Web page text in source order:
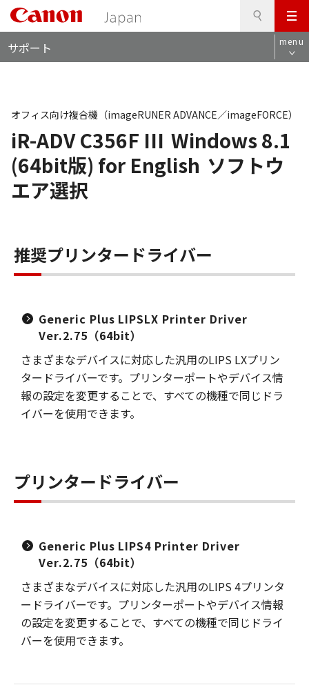
メ
ニ
ュ
サポート menu
iR-ADV C356F III Windows 8.1
(64bit版) for English ソフトウ
エア選択
オフィス向け複合機（imageRUNER ADVANCE／imageFORCE）
推奨プリンタードライバー
Generic Plus LIPSLX Printer Driver
Ver.2.75（64bit）
さまざまなデバイスに対応した汎用のLIPS LXプリン
タードライバーです。プリンターポートやデバイス情
報の設定を変更することで、すべての機種で同じドラ
イバーを使用できます。
プリンタードライバー
Generic Plus LIPS4 Printer Driver
Ver.2.75（64bit）
さまざまなデバイスに対応した汎用のLIPS 4プリンタ
ードライバーです。プリンターポートやデバイス情報
の設定を変更することで、すべての機種で同じドライ
バーを使用できます。